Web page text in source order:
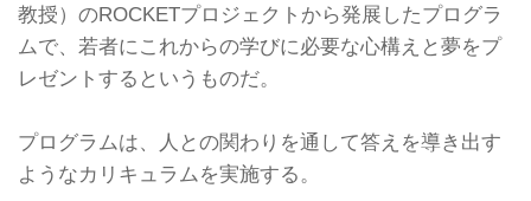
教授）のROCKETプロジェクトから発展したプログラ
ムで、若者にこれからの学びに必要な心構えと夢をプ
レゼントするというものだ。
プログラムは、人との関わりを通して答えを導き出す
ようなカリキュラムを実施する。